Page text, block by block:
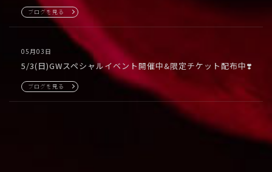
ブログを見る
5/3(日)GWスペシャルイベント開催中&限定チケット配布中❣️
05月03日
ブログを見る